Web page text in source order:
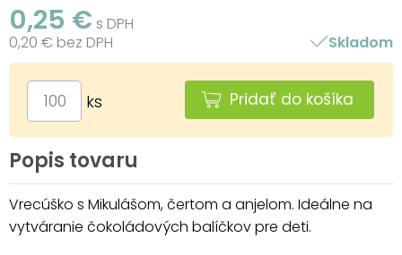
0,25 € s DPH
0,20 € bez DPH
Skladom
ks Pridať do košíka
Popis tovaru
Vrecúško s Mikulášom, čertom a anjelom. Ideálne na
vytváranie čokoládových balíčkov pre deti.